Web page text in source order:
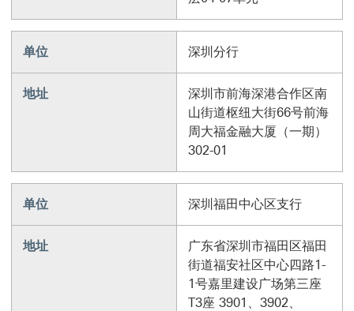
单位 深圳分行
地址
深圳市前海深港合作区南
山街道枢纽大街66号前海
周大福金融大厦（一期）
302-01
单位 深圳福田中心区支行
地址
广东省深圳市福田区福田
街道福安社区中心四路1-
1号嘉里建设广场第三座
T3座 3901、3902、